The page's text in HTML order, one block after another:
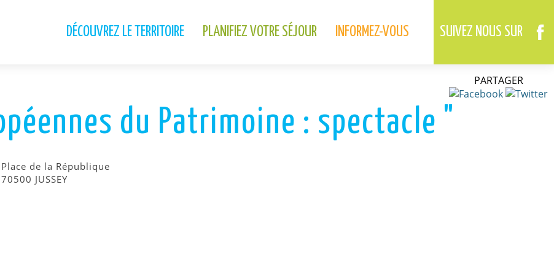
SUIVEZ NOUS SUR
DÉCOUVREZ LE TERRITOIRE PLANIFIEZ VOTRE SÉJOUR INFORMEZ-VOUS
du Patrimoine : spectacle "
Place de la République
70500 JUSSEY
PARTAGER